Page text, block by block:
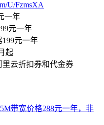
U/FzmsXA
一年
元一年
199元一年
起
里云折扣券和代金券
带宽价格288元一年，非